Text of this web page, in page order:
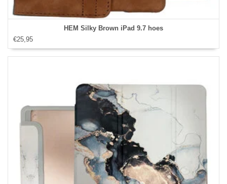
HEM Silky Brown iPad 9.7 hoes
€25,95